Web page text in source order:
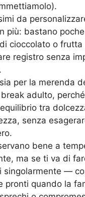
da
più: bastano
cioccolato o frutta
registro senza
per la merenda
adulto,
tra
senza
bene a
ma se ti va di
singolarmente —
pronti quando la